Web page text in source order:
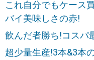
これ自分でもケース
バイ美味しさの赤!
飲んだ者勝ち!コスパ
超少量生産!3本&3本